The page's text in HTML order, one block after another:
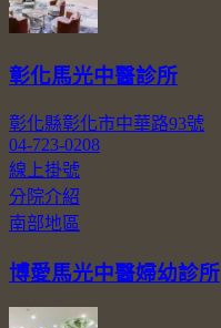
彰化馬光中醫診所
彰化縣彰化市中華路93號
04-723-0208
線上掛號
分院介紹
南部地區
博愛馬光中醫婦幼診所